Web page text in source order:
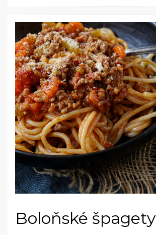
Boloňské špagety